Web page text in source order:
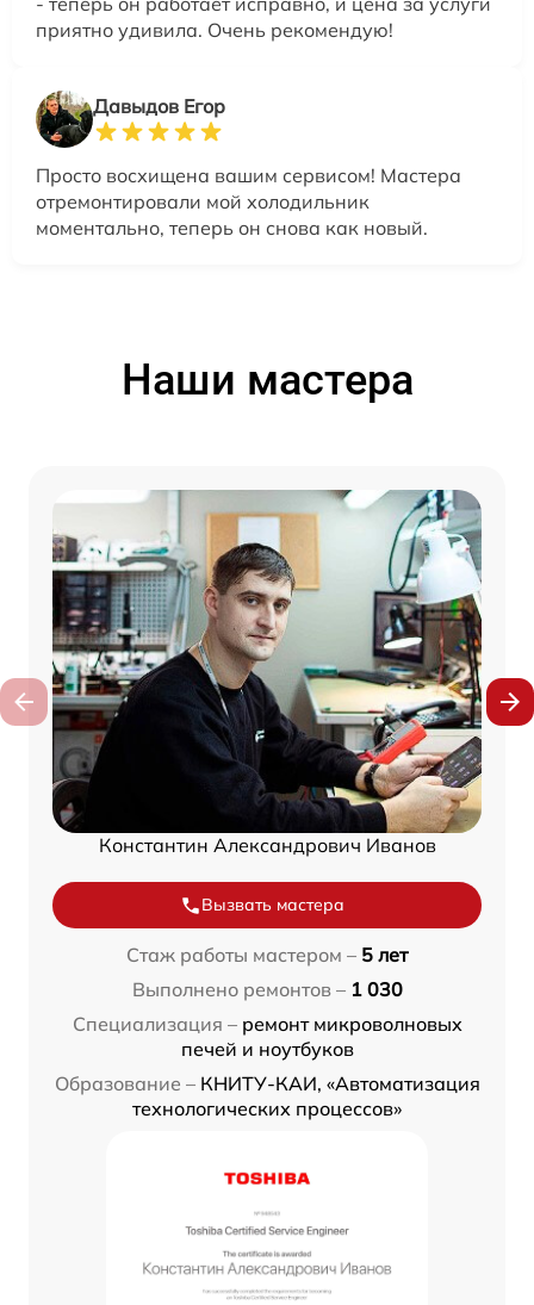
приятно удивила. Очень рекомендую!
Давыдов Егор
Просто восхищена вашим сервисом! Мастера
отремонтировали мой холодильник
моментально, теперь он снова как новый.
Наши мастера
Константин Александрович Иванов
Вызвать мастера
Стаж работы мастером – 5 лет
Выполнено ремонтов – 1 030
Специализация – ремонт микроволновых
печей и ноутбуков
Образование – КНИТУ-КАИ, «Автоматизация
технологических процессов»